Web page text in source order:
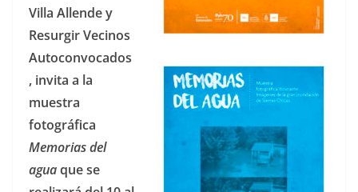
Villa Allende y
Resurgir Vecinos
Autoconvocados
, invita a la
muestra
fotográfica
Memorias del
aguaque se